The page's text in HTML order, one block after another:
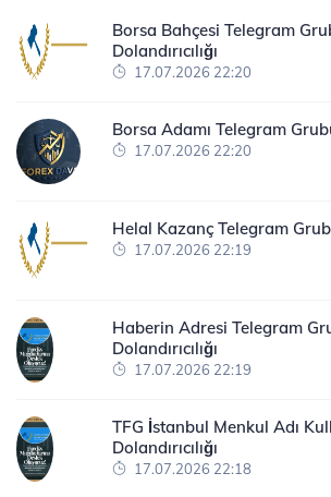
Borsa Bahçesi Telegram
Dolandırıcılığı
17.07.2026 22:20
Borsa Adamı Telegram
17.07.2026 22:20
Helal Kazanç Telegram
17.07.2026 22:19
Haberin Adresi Telegram
Dolandırıcılığı
17.07.2026 22:19
TFG İstanbul Menkul Adı
Dolandırıcılığı
17.07.2026 22:18